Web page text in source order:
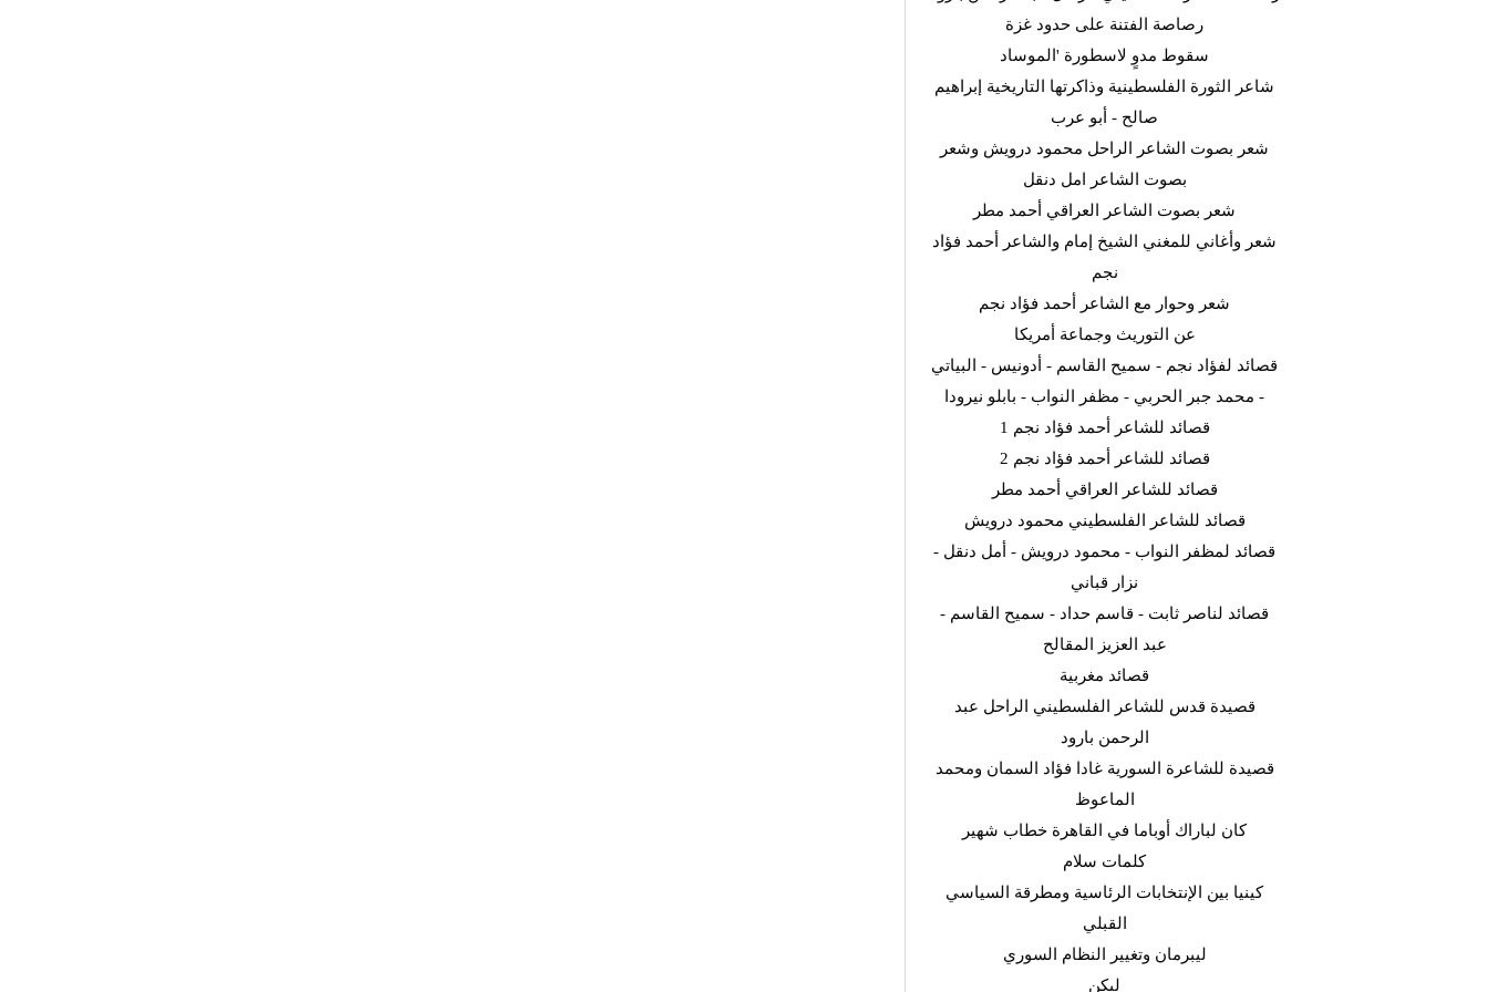
رصاصة الفتنة على حدود غزة
سقوط مدوٍ لاسطورة 'الموساد
شاعر الثورة الفلسطينية وذاكرتها التاريخية إبراهيم
صالح - أبو عرب
شعر بصوت الشاعر الراحل محمود درويش وشعر
بصوت الشاعر امل دنقل
شعر بصوت الشاعر العراقي أحمد مطر
شعر وأغاني للمغني الشيخ إمام والشاعر أحمد فؤاد
نجم
شعر وحوار مع الشاعر أحمد فؤاد نجم
عن التوريث وجماعة أمريكا
قصائد لفؤاد نجم - سميح القاسم - أدونيس - البياتي
- محمد جبر الحربي - مظفر النواب - بابلو نيرودا
قصائد للشاعر أحمد فؤاد نجم 1
قصائد للشاعر أحمد فؤاد نجم 2
قصائد للشاعر العراقي أحمد مطر
قصائد للشاعر الفلسطيني محمود درويش
قصائد لمظفر النواب - محمود درويش - أمل دنقل -
نزار قباني
قصائد لناصر ثابت - قاسم حداد - سميح القاسم -
عبد العزيز المقالح
قصائد مغربية
قصيدة قدس للشاعر الفلسطيني الراحل عبد
الرحمن بارود
قصيدة للشاعرة السورية غادا فؤاد السمان ومحمد
الماعوظ
كان لباراك أوباما في القاهرة خطاب شهير
كلمات سلام
كينيا بين الإنتخابات الرئاسية ومطرقة السياسي
القبلي
ليبرمان وتغيير النظام السوري
ليكن